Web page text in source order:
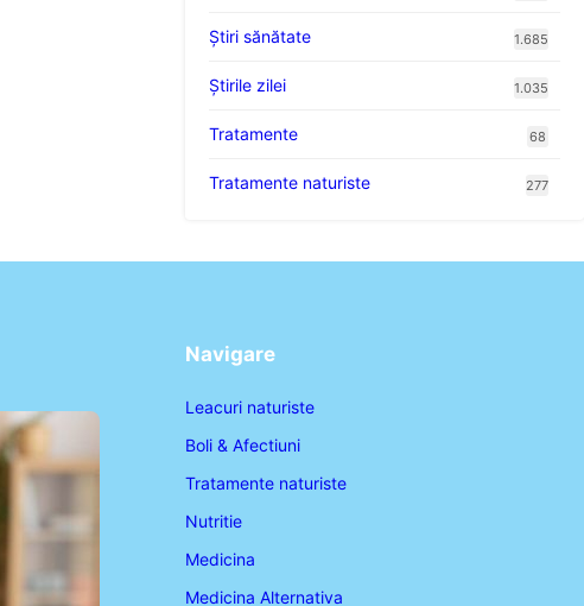
Ştiri sănătate 1.685
Știrile zilei 1.035
Tratamente 68
Tratamente naturiste 277
Navigare
Leacuri naturiste
Boli & Afectiuni
Tratamente naturiste
Nutritie
Medicina
Medicina Alternativa